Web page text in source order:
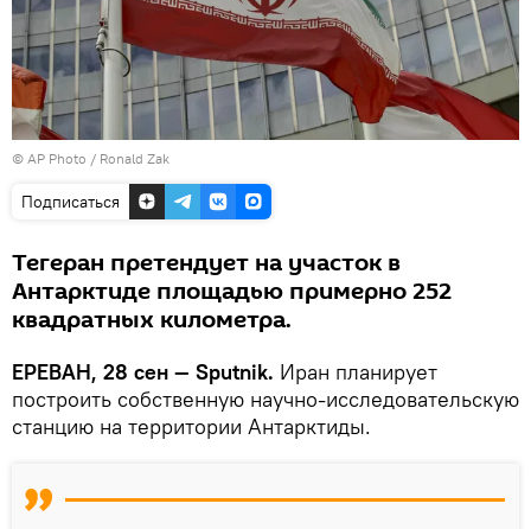
© AP Photo / Ronald Zak
Подписаться
Тегеран претендует на участок в
Антарктиде площадью примерно 252
квадратных километра.
ЕРЕВАН, 28 сен — Sputnik. Иран планирует
построить собственную научно-исследовательскую
станцию на территории Антарктиды.